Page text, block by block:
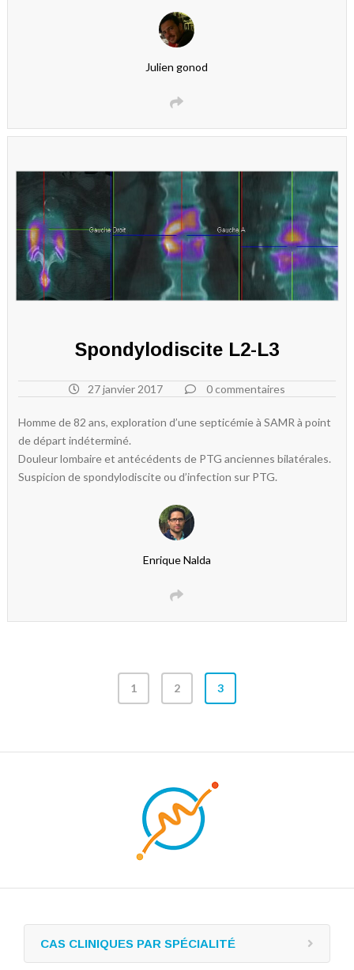
Julien gonod
Spondylodiscite L2-L3
27 janvier 2017 0 commentaires
Homme de 82 ans, exploration d’une septicémie à SAMR à point
de départ indéterminé.
Douleur lombaire et antécédents de PTG anciennes bilatérales.
Suspicion de spondylodiscite ou d’infection sur PTG.
Enrique Nalda
1 2 3
CAS CLINIQUES PAR SPÉCIALITÉ